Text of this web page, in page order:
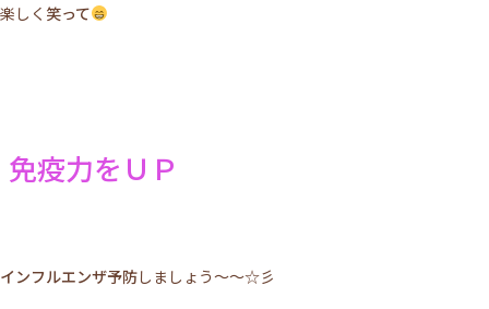
楽しく 笑って
免疫力をＵＰ
インフルエンザ予防しましょう～～☆彡